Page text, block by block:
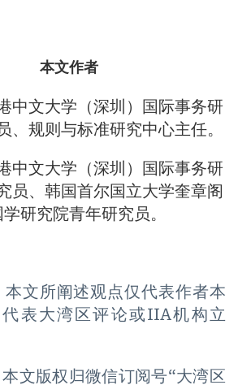
本文作者
中文大学（深圳）国际事务研
、规则与标准研究中心主任。
中文大学（深圳）国际事务研
员、韩国首尔国立大学奎章阁
研究院青年研究员。
文所阐述观点仅代表作者本
表大湾区评论或IIA机构立
文版权归微信订阅号“大湾区